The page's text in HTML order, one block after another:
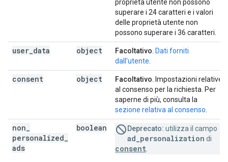
proprietà utente non possono
superare i 24 caratteri e i valori
delle proprietà utente non
possono superare i 36 caratteri.
user data object Facoltativo Dati forniti
dall'utente
consent object Facoltativo . Impostazioni relative
al consenso per la richiesta. Per
saperne di più, consulta la
sezione relativa al consenso
non
personalized
ads
boolean Deprecato: utilizza il campo
ad_personalization di
consent